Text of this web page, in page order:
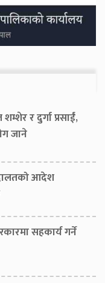
र दुर्गा प्रसाईं,
जाने
आदेश
सहकार्य गर्ने